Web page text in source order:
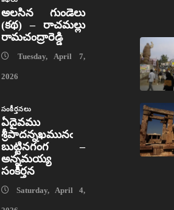
అలసిన గుండెలు
(కథ) – రాచమల్లు
రామచంద్రారెడ్డి
Tuesday, April 7,
2026
సంకీర్తనలు
ఏదైవము
శ్రీపాదన్నఖమునఁ
బుట్టినగంగ –
అన్నమయ్య
సంకీర్తన
Saturday, April 4,